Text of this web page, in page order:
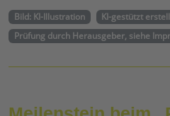
Bild: KI-Illustration
KI-gestützt
Prüfung durch Herausgeber, siehe